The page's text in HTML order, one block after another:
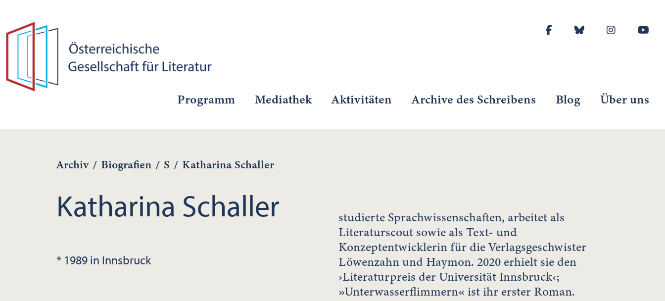
Programm Mediathek Aktivitäten Archive des Schreibens Blog Über uns
Archiv / Biografien / S / Katharina Schaller
Katharina Schaller
* 1989 in Innsbruck
studierte Sprachwissenschaften, arbeitet als
Literaturscout sowie als Text- und
Konzeptentwicklerin für die Verlagsgeschwister
Löwenzahn und Haymon. 2020 erhielt sie den
›Literaturpreis der Universität Innsbruck‹;
»Unterwasserflimmern« ist ihr erster Roman.